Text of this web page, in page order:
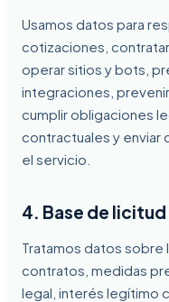
Usamos datos para
cotizaciones,
operar sitios y bots,
integraciones,
cumplir obligaciones
contractuales y enviar
el servicio.
4. Base de
Tratamos datos sobre
contratos, medidas
legal, interés legítimo